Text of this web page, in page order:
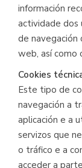
información
actividade dos
de navegación
web, así como
Cookies
Este tipo de
navegación a
aplicación e a
servizos que
o tráfico e a
acceder a